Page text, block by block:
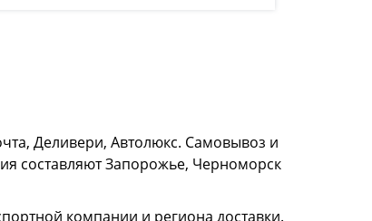
Деливери, Автолюкс. Самовывоз и
составляют Запорожье, Черноморск
компании и региона доставки.